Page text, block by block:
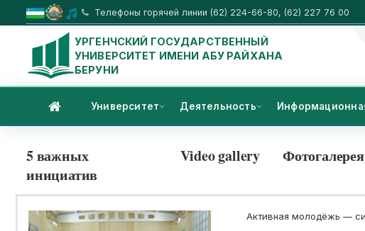
Телефоны горячей линии (62) 224-66-80, (62) 227 76 00
УРГЕНЧСКИЙ ГОСУДАРСТВЕННЫЙ
УНИВЕРСИТЕТ ИМЕНИ АБУ РАЙХАНА
БЕРУНИ
Университет Деятельность
5 важных
инициатив
Video gallery Фотогалерея
Активная молодёжь —